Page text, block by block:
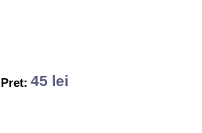
Pret: 45 lei